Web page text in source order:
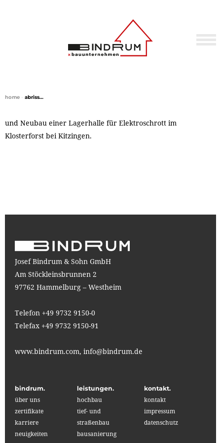
home abriss…
und Neubau einer Lagerhalle für Elektroschrott im
Klosterforst bei Kitzingen.
Josef Bindrum & Sohn GmbH
Am Stöckleinsbrunnen 2
97762 Hammelburg – Westheim
Telefon +49 9732 9150-0
Telefax +49 9732 9150-91
www.bindrum.com, info@bindrum.de
bindrum.
über uns
zertifikate
karriere
neuigkeiten
leistungen.
hochbau
tief- und
straßenbau
bausanierung
kontakt.
kontakt
impressum
datenschutz